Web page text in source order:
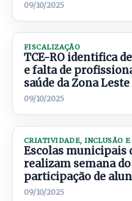
09/10/2025
FISCALIZAÇÃO
TCE-RO identifica
e falta de
saúde da Zona
09/10/2025
CRIATIVIDADE, INCLUSÃO
Escolas municipais
realizam semana
participação de
09/10/2025